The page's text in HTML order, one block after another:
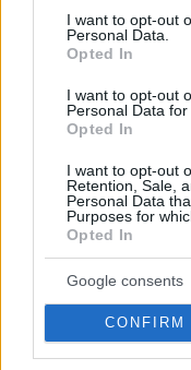
consent section.
I want to opt-out
Personal Data.
Opted In
I want to opt-out
Personal Data for
Opted In
I want to opt-out
Retention, Sale,
Personal Data
Purposes for
Opted In
Google consents
CONFIRM
September 9,
Budapest ist eine der
Schnäppchenliebhaber